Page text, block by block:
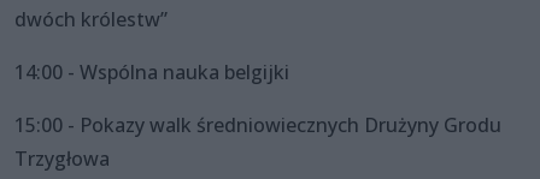
dwóch królestw”
14:00 - Wspólna nauka belgijki
15:00 - Pokazy walk średniowiecznych Drużyny Grodu
Trzygłowa